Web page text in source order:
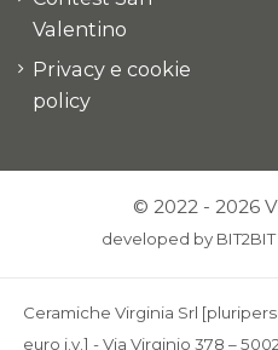
Valentino
Privacy e cookie
policy
© 2022 - 2026
developed by BIT2BIT
Ceramiche Virginia Srl
euro i.v.] - Via Virginio 378 –